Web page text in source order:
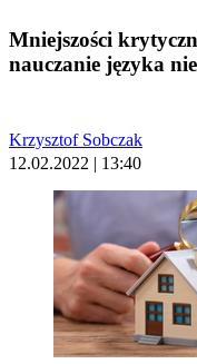
Mniejszości
nauczanie języka
Krzysztof Sobczak
12.02.2022 | 13:40